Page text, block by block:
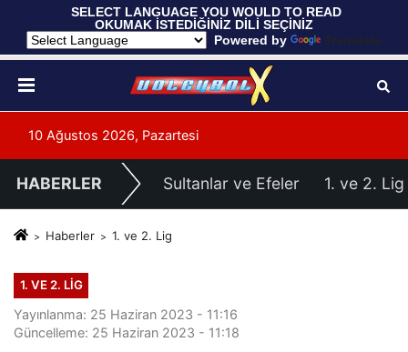
SELECT LANGUAGE YOU WOULD TO READ
OKUMAK İSTEDİĞİNİZ DİLİ SEÇİNİZ
Powered by
Translate
10 Ağustos 2026, Pazartesi
HABERLER Sultanlar ve Efeler 1. ve 2. Lig
Haberler 1. ve 2. Lig
1. VE 2. LIG
Yayınlanma: 25 Haziran 2023 - 11:16
Güncelleme: 25 Haziran 2023 - 11:18